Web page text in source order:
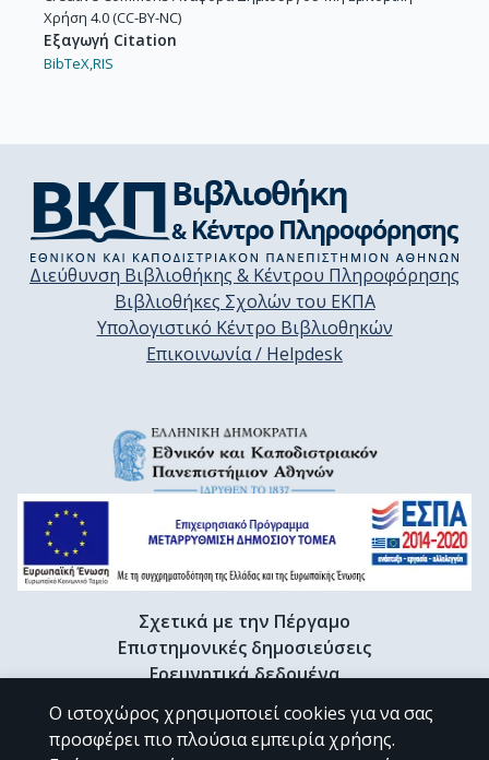
Χρήση 4.0 (CC-BY-NC)
Εξαγωγή Citation
BibTeX, RIS
Διεύθυνση Βιβλιοθήκης & Κέντρου Πληροφόρησης
Βιβλιοθήκες Σχολών του ΕΚΠΑ
Υπολογιστικό Κέντρο Βιβλιοθηκών
Επικοινωνία / Helpdesk
Σχετικά με την Πέργαμο
Επιστημονικές δημοσιεύσεις
Ερευνητικά δεδομένα
Διδακτορικές διατριβές & Γκρίζα βιβλιογραφία
Προφίλ Ερευνητή
Ο ιστοχώρος χρησιμοποιεί cookies για να σας
προσφέρει πιο πλούσια εμπειρία χρήσης.